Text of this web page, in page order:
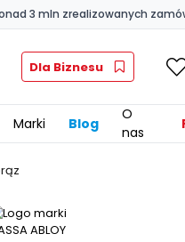
3 mln zrealizowanych
Dla Biznesu
Marki Blog
O
nas